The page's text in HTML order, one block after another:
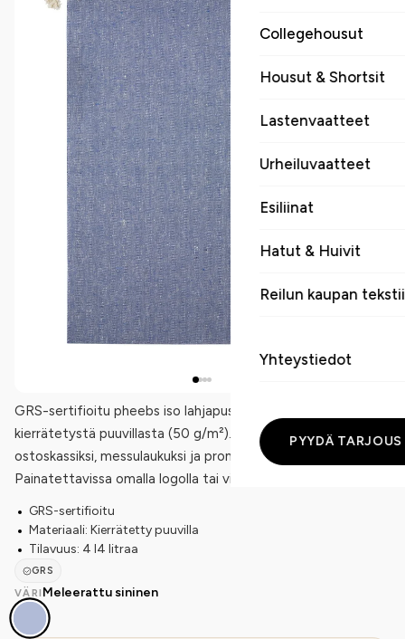
Collegehousut
Housut & Shortsit
Lastenvaatteet
Urheiluvaatteet
Esiliinat
Hatut & Huivit
Reilun kaupan
Yhteystiedot
PYYDÄ TARJOUS
GRS-sertifioitu pheebs iso lahjapussi, valmistettu
kierrätetystä puuvillasta (50 g/m²). Tilavuus 4 litraa. Sopii
ostoskassiksi, messulaukuksi ja promootiokäyttöön.
Painatettavissa omalla logolla tai viestillä.
GRS-sertifioitu
Materiaali: Kierrätetty puuvilla
Tilavuus: 4 l4 litraa
GRS
VÄRI Meleerattu sininen